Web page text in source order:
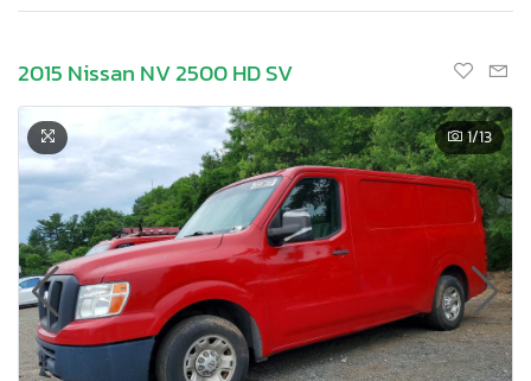
2015 Nissan NV 2500 HD SV
1/13